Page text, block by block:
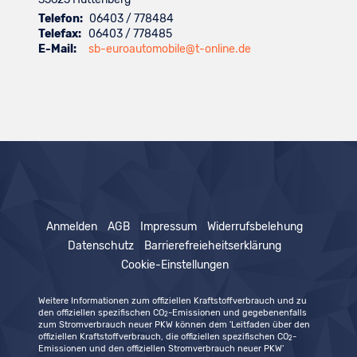
Telefon: 06403 / 778484
Telefax: 06403 / 778485
E-Mail:
sb-euroautomobile@t-online.de
Anmelden AGB Impressum
Widerrufsbelehung
Datenschutz
Barrierefreieheitserklärung
Cookie-Einstellungen
Weitere Informationen zum offiziellen Kraftstoffverbrauch und zu
den offiziellen spezifischen CO2-Emissionen und gegebenenfalls
zum Stromverbrauch neuer PKW können dem 'Leitfaden über den
offiziellen Kraftstoffverbrauch, die offiziellen spezifischen CO2-
Emissionen und den offiziellen Stromverbrauch neuer PKW'